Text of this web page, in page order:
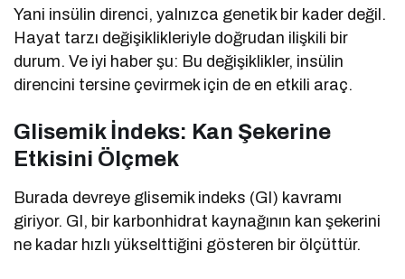
Yani insülin direnci, yalnızca genetik bir kader değil.
Hayat tarzı değişiklikleriyle doğrudan ilişkili bir
durum. Ve iyi haber şu: Bu değişiklikler, insülin
direncini tersine çevirmek için de en etkili araç.
Glisemik İndeks: Kan Şekerine
Etkisini Ölçmek
Burada devreye glisemik indeks (GI) kavramı
giriyor. GI, bir karbonhidrat kaynağının kan şekerini
ne kadar hızlı yükselttiğini gösteren bir ölçüttür.